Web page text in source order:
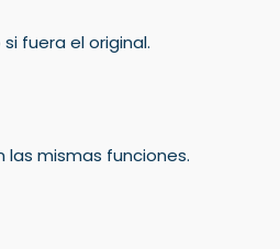
fuera el original.
las mismas funciones.